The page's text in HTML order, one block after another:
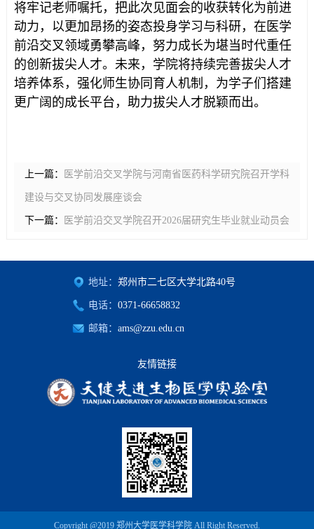
将牢记老师嘱托，把此次见面会的收获转化为前进
动力，以更加昂扬的姿态投身学习与科研，在医学
前沿交叉领域勇攀高峰，努力成长为堪当时代重任
的创新拔尖人才。未来，学院将持续完善拔尖人才
培养体系，强化师生协同育人机制，为学子们搭建
更广阔的成长平台，助力拔尖人才脱颖而出。
上一篇： 医学前沿交叉学院与河南省医药科学研究院召开学科
建设与交叉协同发展座谈会
下一篇： 医学前沿交叉学院召开2026届研究生毕业就业动员会
地址： 郑州市二七区大学北路40号
电话： 0371-66658832
邮箱： ams@zzu.edu.cn
友情链接
Copyright @2019 郑州大学医学科学院 All Right Reserved.